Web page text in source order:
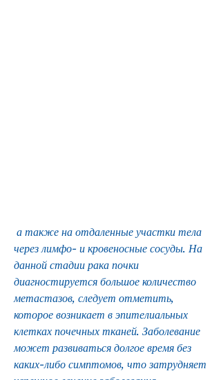
через лимфо- и кровеносные сосуды. На
данной стадии рака почки
диагностируется большое количество
метастазов, следует отметить,
которое возникает в эпителиальных
клетках почечных тканей. Заболевание
может развиваться долгое время без
каких-либо симптомов, что затрудняет